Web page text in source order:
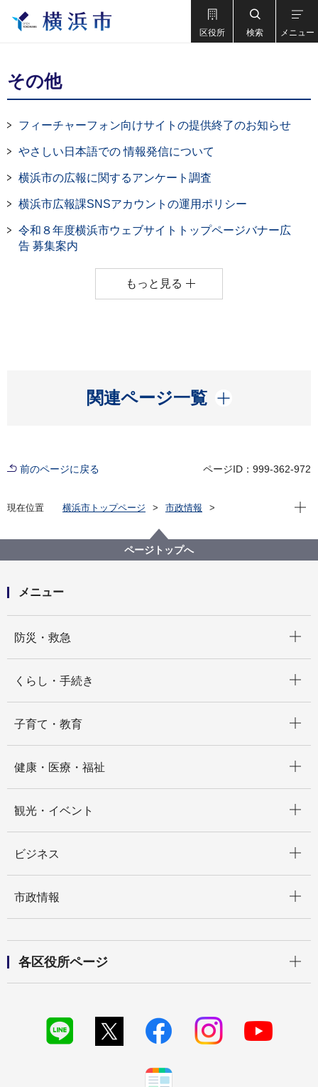
区役所 検索 メニュー
その他
フィーチャーフォン向けサイトの提供終了のお知らせ
やさしい日本語での 情報発信について
横浜市の広報に関するアンケート調査
横浜市広報課SNSアカウントの運用ポリシー
令和８年度横浜市ウェブサイトトップページバナー広
告 募集案内
もっと見る
関連ページ一覧
開く
前のページに戻る ページID：999-362-972
現在位置 横浜市トップページ
市政情報
現在
ページトップへ
メニュー
防災・救急
くらし・手続き
子育て・教育
健康・医療・福祉
観光・イベント
ビジネス
市政情報
各区役所ページ